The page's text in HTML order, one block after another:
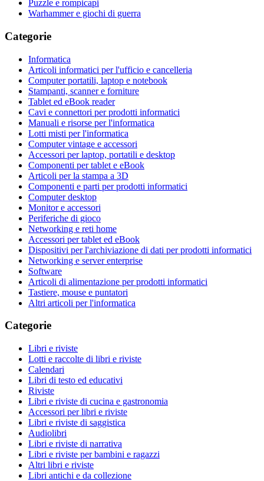
Puzzle e rompicapi
Warhammer e giochi di guerra
Categorie
Informatica
Articoli informatici per l'ufficio e cancelleria
Computer portatili, laptop e notebook
Stampanti, scanner e forniture
Tablet ed eBook reader
Cavi e connettori per prodotti informatici
Manuali e risorse per l'informatica
Lotti misti per l'informatica
Computer vintage e accessori
Accessori per laptop, portatili e desktop
Componenti per tablet e eBook
Articoli per la stampa a 3D
Componenti e parti per prodotti informatici
Computer desktop
Monitor e accessori
Periferiche di gioco
Networking e reti home
Accessori per tablet ed eBook
Dispositivi per l'archiviazione di dati per prodotti informatici
Networking e server enterprise
Software
Articoli di alimentazione per prodotti informatici
Tastiere, mouse e puntatori
Altri articoli per l'informatica
Categorie
Libri e riviste
Lotti e raccolte di libri e riviste
Calendari
Libri di testo ed educativi
Riviste
Libri e riviste di cucina e gastronomia
Accessori per libri e riviste
Libri e riviste di saggistica
Audiolibri
Libri e riviste di narrativa
Libri e riviste per bambini e ragazzi
Altri libri e riviste
Libri antichi e da collezione